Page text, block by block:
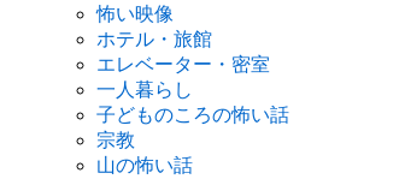
怖い映像
ホテル・旅館
エレベーター・密室
一人暮らし
子どものころの怖い話
宗教
山の怖い話